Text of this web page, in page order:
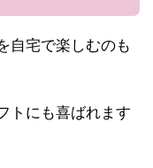
自宅で楽しむのも
トにも喜ばれます